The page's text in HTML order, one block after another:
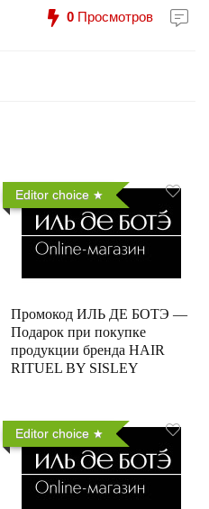
0 Просмотров
Editor choice
Промокод ИЛЬ ДЕ БОТЭ —
Подарок при покупке
продукции бренда HAIR
RITUEL BY SISLEY
Editor choice